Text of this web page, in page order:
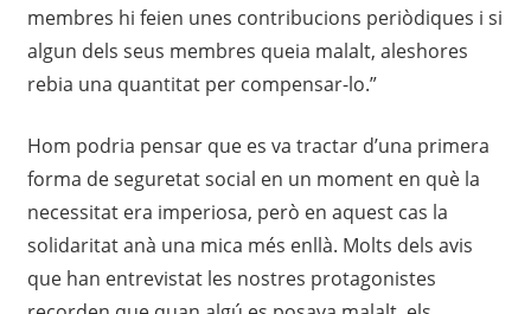
membres hi feien unes contribucions periòdiques i si
algun dels seus membres queia malalt, aleshores
rebia una quantitat per compensar-lo.”
Hom podria pensar que es va tractar d’una primera
forma de seguretat social en un moment en què la
necessitat era imperiosa, però en aquest cas la
solidaritat anà una mica més enllà. Molts dels avis
que han entrevistat les nostres protagonistes